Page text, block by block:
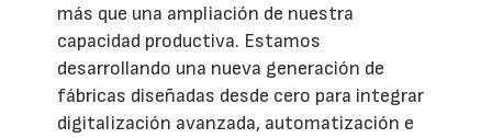
más que una ampliación de nuestra
capacidad productiva. Estamos
desarrollando una nueva generación de
fábricas diseñadas desde cero para integrar
digitalización avanzada, automatización e